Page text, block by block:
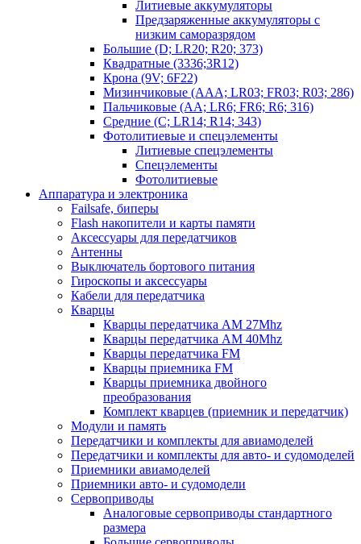
Литиевые аккумуляторы
Предзаряженные аккумуляторы с
низким саморазрядом
Большие (D; LR20; R20; 373)
Квадратные (3336;3R12)
Крона (9V; 6F22)
Мизинчиковые (AAA; LR03; FR03; R03; 286)
Пальчиковые (AA; LR6; FR6; R6; 316)
Средние (C; LR14; R14; 343)
Фотолитиевые и спецэлементы
Литиевые спецэлементы
Спецэлементы
Фотолитиевые
Аппаратура и электроника
Failsafe, биперы
Flash накопители и карты памяти
Аксессуары для передатчиков
Антенны
Выключатель бортового питания
Гироскопы и аксессуары
Кабели для передатчика
Кварцы
Кварцы передатчика AM 27Mhz
Кварцы передатчика AM 40Mhz
Кварцы передатчика FM
Кварцы приемника FM
Кварцы приемника двойного
преобразования
Комплект кварцев (приемник и передатчик)
Модули и память
Передатчики и комплекты для авиамоделей
Передатчики и комплекты для авто- и судомоделей
Приемники авиамоделей
Приемники авто- и судомодели
Сервоприводы
Аналоговые сервоприводы стандартного
размера